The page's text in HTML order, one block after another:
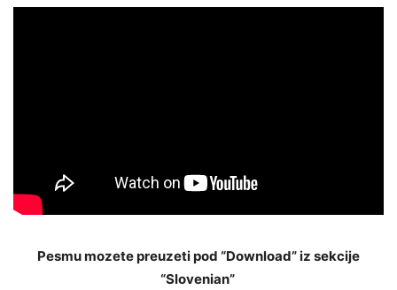
Pesmu mozete preuzeti pod “Download” iz sekcije
“Slovenian”